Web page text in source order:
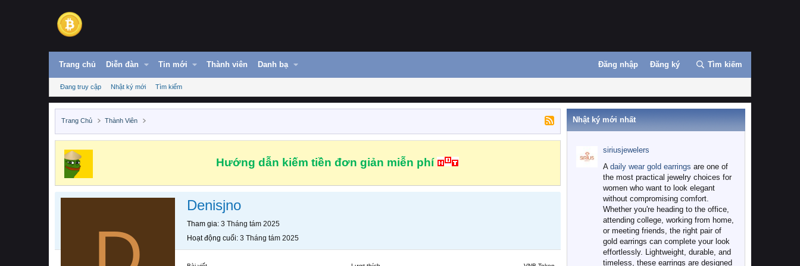
Trang chủ Diễn đàn Tin mới Thành viên Danh bạ Đăng nhập Đăng ký Tìm kiếm
Đang truy cập Nhật ký mới Tìm kiếm
Trang Chủ Thành Viên
Hướng dẫn kiếm tiền đơn giản miễn phí
Denisjno
Tham gia 3 Tháng tám 2025
Hoạt động cuối 3 Tháng tám 2025
Nhật ký mới nhất
siriusjewelers
A daily wear gold earrings are one of
the most practical jewelry choices for
women who want to look elegant
without compromising comfort.
Whether you're heading to the office,
attending college, working from home,
or meeting friends, the right pair of
gold earrings can complete your look
effortlessly. Lightweight, durable, and
timeless, these earrings are designed